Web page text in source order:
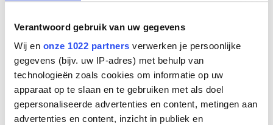
Verantwoord gebruik van uw gegevens
Wij en onze 1022 partners verwerken je persoonlijke
gegevens (bijv. uw IP-adres) met behulp van
technologieën zoals cookies om informatie op uw
apparaat op te slaan en te gebruiken met als doel
gepersonaliseerde advertenties en content, metingen aan
advertenties en content, inzicht in publiek en
Charging stand Evolve 75
Fabrikant
Productnummer